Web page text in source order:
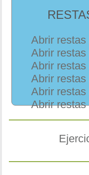
Abrir restas
Abrir restas
Abrir restas
Abrir restas
Abrir restas
Abrir restas